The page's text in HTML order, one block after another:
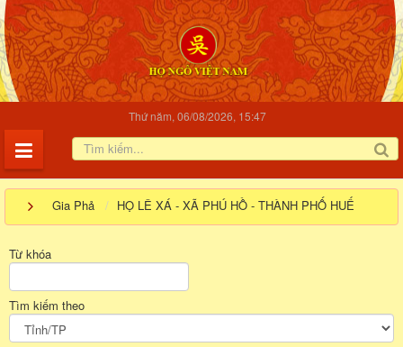
Thứ năm, 06/08/2026, 15:47
Gia Phả HỌ LÊ XÁ - XÃ PHÚ HỒ - THÀNH PHỐ HUẾ
Từ khóa
Tìm kiếm theo